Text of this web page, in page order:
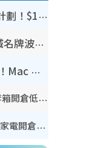
港大推賽馬會強化骨骼計劃！$100骨質密度X光檢查 完成免費運動訓練送超市禮券！附參加資格
開倉優惠 | 尖沙咀海港城名牌波鞋開倉低至1折！On鞋$899起／Joy&Peace鞋履$98起
豐澤優惠勁減低至44折！Mac mini/iPhone17Pro大減價！廚房家電$220起
開倉優惠｜尖沙咀名牌行李箱開倉低至4折！一連5日 American Tourister/ace./Hallmark $200起！
廚具開倉｜特福Tefal廚具/家電開倉低至3折！$220起買平底鍋/炒鑊/湯煲！電飯煲/吸塵機/燙斗$418起